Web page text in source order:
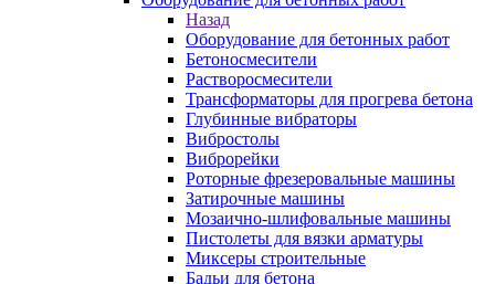
Назад
Оборудование для бетонных работ
Бетоносмесители
Растворосмесители
Трансформаторы для прогрева бетона
Глубинные вибраторы
Вибростолы
Виброрейки
Роторные фрезеровальные машины
Затирочные машины
Мозаично-шлифовальные машины
Пистолеты для вязки арматуры
Миксеры строительные
Бадьи для бетона